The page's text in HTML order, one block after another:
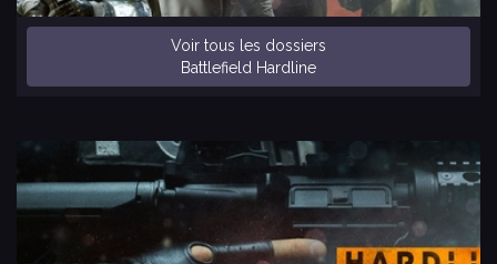
Voir tous les dossiers
Battlefield Hardline